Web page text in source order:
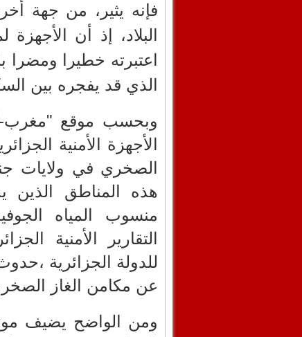
فإنه يثير، من جهة
البلاد، إذ أن
اعتبرته خطيرا
الذي قد يفجره بين
وبحسب موقع "مغرب-
الأجهزة الأمنية
الصخري في ولايات
هذه المناطق الذين
منسوب المياه
التقارير الأمنية
للدولة الجزائرية
عن مكامن الغاز
ومن الواضح يضيف